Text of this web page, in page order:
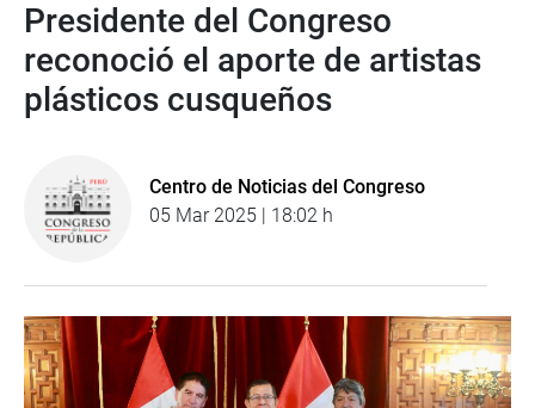
Presidente del Congreso
reconoció el aporte de artistas
plásticos cusqueños
Centro de Noticias del Congreso
05 Mar 2025 | 18:02 h